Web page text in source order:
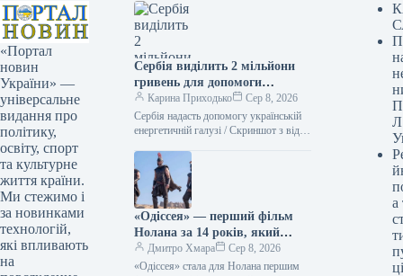
«Портал
новин
України» —
універсальне
видання про
політику,
освіту, спорт
та культурне
життя країни.
Ми стежимо і
за новинками
технологій,
які впливають
на
Сербія виділить 2 мільйони
гривень для допомоги
українській енергетичній
галузі, – Зеленський
Карина Приходько
Сер 8, 2026
Сербія надасть допомогу українській
енергетичній галузі / Скриншот з відео
українській енергетиці, виділивши для
цього два…
«Одіссея» — перший фільм
Нолана за 14 років, який
подолав позначку у 1 мільярд
доларів.
Дмитро Хмара
Сер 8, 2026
«Одіссея» стала для Нолана першим
Л
а